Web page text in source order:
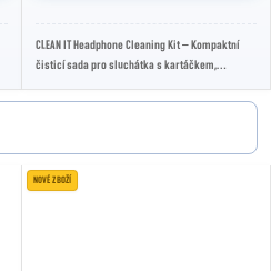
CLEAN IT Headphone Cleaning Kit – Kompaktní
čisticí sada pro sluchátka s kartáčkem,
čištění.
NOVÉ ZBOŽÍ